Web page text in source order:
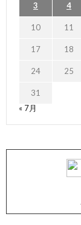
3 4
10 11
17 18
24 25
31
« 7月